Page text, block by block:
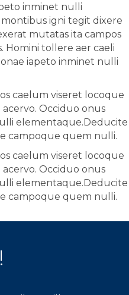
inminet nulli
igni tegit dixere
mutatas ita campos
Homini tollere aer caeli
iapeto inminet nulli
caelum viseret locoque
Occiduo onus
elementaque.Deducite
campoque quem nulli.
caelum viseret locoque
Occiduo onus
elementaque.Deducite
campoque quem nulli.